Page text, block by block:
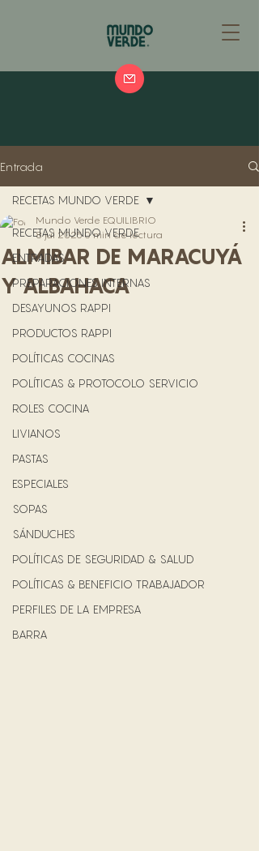
Entrada
RECETAS MUNDO VERDE
ENTRADAS
PREPARACIONES INTERNAS
DESAYUNOS RAPPI
PRODUCTOS RAPPI
POLÍTICAS COCINAS
POLÍTICAS & PROTOCOLO SERVICIO
ROLES COCINA
LIVIANOS
PASTAS
ESPECIALES
SOPAS
SÁNDUCHES
POLÍTICAS DE SEGURIDAD & SALUD
POLÍTICAS & BENEFICIO TRABAJADOR
PERFILES DE LA EMPRESA
BARRA
RECETAS MUNDO VERDE
ALMIBAR DE MARACUYÁ
Y ALBAHACA
Mundo Verde EQUILIBRIO
8 jul 2025 0 min de lectura